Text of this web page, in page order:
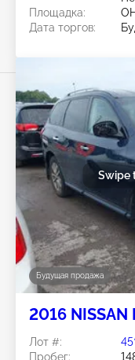
Площадка:
Дата торгов:
Будущая продажа
Swipe
2016
Лот #:
Пробег: